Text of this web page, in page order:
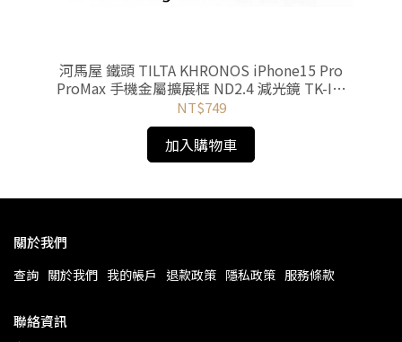
河馬屋 鐵頭 TILTA KHRONOS iPhone15 Pro
ProMax 手機金屬擴展框 ND2.4 減光鏡 TK-IP-
ND2.8
NT$749
加入購物車
關於我們
查詢 關於我們 我的帳戶 退款政策 隱私政策 服務條款
聯絡資訊